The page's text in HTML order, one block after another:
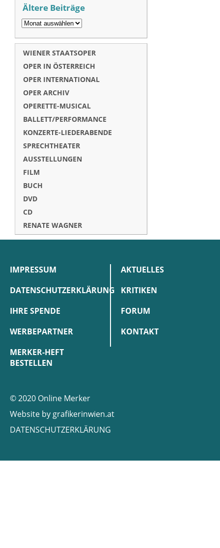
Ältere Beiträge
WIENER STAATSOPER
OPER IN ÖSTERREICH
OPER INTERNATIONAL
OPER ARCHIV
OPERETTE-MUSICAL
BALLETT/PERFORMANCE
KONZERTE-LIEDERABENDE
SPRECHTHEATER
AUSSTELLUNGEN
FILM
BUCH
DVD
CD
RENATE WAGNER
IMPRESSUM
DATENSCHUTZERKLÄRUNG
IHRE SPENDE
WERBEPARTNER
MERKER-HEFT
BESTELLEN
AKTUELLES
KRITIKEN
FORUM
KONTAKT
© 2020 Online Merker
Website by grafikerinwien.at
DATENSCHUTZERKLÄRUNG